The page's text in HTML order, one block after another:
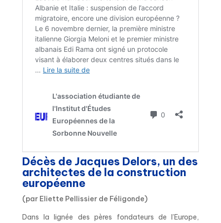
Décès de Jacques Delors, un des
architectes de la construction
européenne
(par Eliette Pellissier de Féligonde)
Dans la lignée des pères fondateurs de l’Europe,